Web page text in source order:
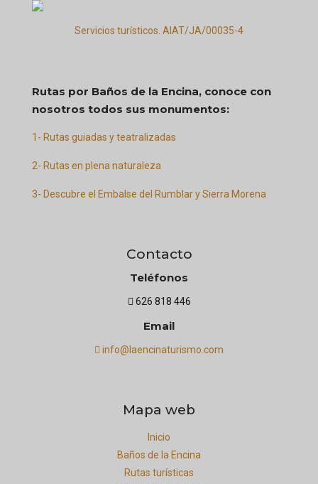
Servicios turísticos. AIAT/JA/00035-4
Rutas por Baños de la Encina, conoce con
nosotros todos sus monumentos:
1- Rutas guiadas y teatralizadas
2- Rutas en plena naturaleza
3- Descubre el Embalse del Rumblar y Sierra Morena
Contacto
Teléfonos
626 818 446
Email
info@laencinaturismo.com
Mapa web
Inicio
Baños de la Encina
Rutas turísticas